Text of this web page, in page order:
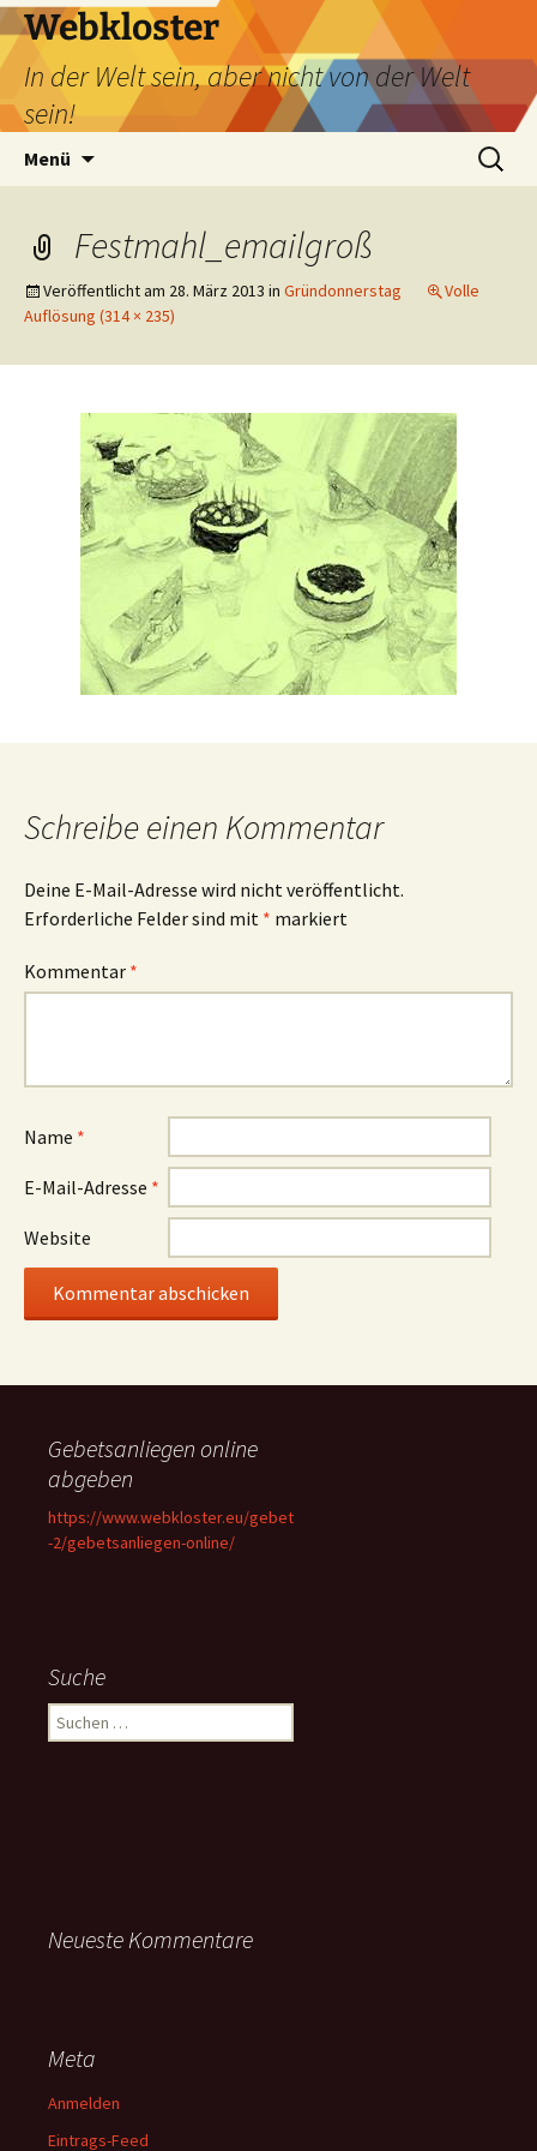
Webkloster
In der Welt sein, aber nicht von der Welt
sein!
Menü
Suchen
nach:
Festmahl_emailgroß
Veröffentlicht am 28. März 2013 in Gründonnerstag
Volle
Auflösung (314 × 235)
Schreibe einen Kommentar
Deine E-Mail-Adresse wird nicht veröffentlicht.
Erforderliche Felder sind mit * markiert
Kommentar *
Name *
E-Mail-Adresse *
Website
Gebetsanliegen online
abgeben
https://www.webkloster.eu/gebet
-2/gebetsanliegen-online/
Suche
Suchen
nach:
Neueste Kommentare
Meta
Anmelden
Eintrags-Feed